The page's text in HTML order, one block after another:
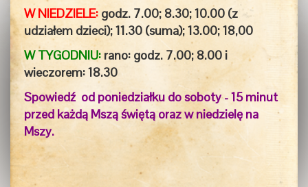
W NIEDZIELE: godz. 7.00; 8.30; 10.00 (z
udziałem dzieci); 11.30 (suma); 13.00; 18,00
W TYGODNIU: rano: godz. 7.00; 8.00 i
wieczorem:18.30
Spowiedź od poniedziałku do soboty - 15 minut
przed każdą Mszą świętą oraz w niedzielę na
Mszy.